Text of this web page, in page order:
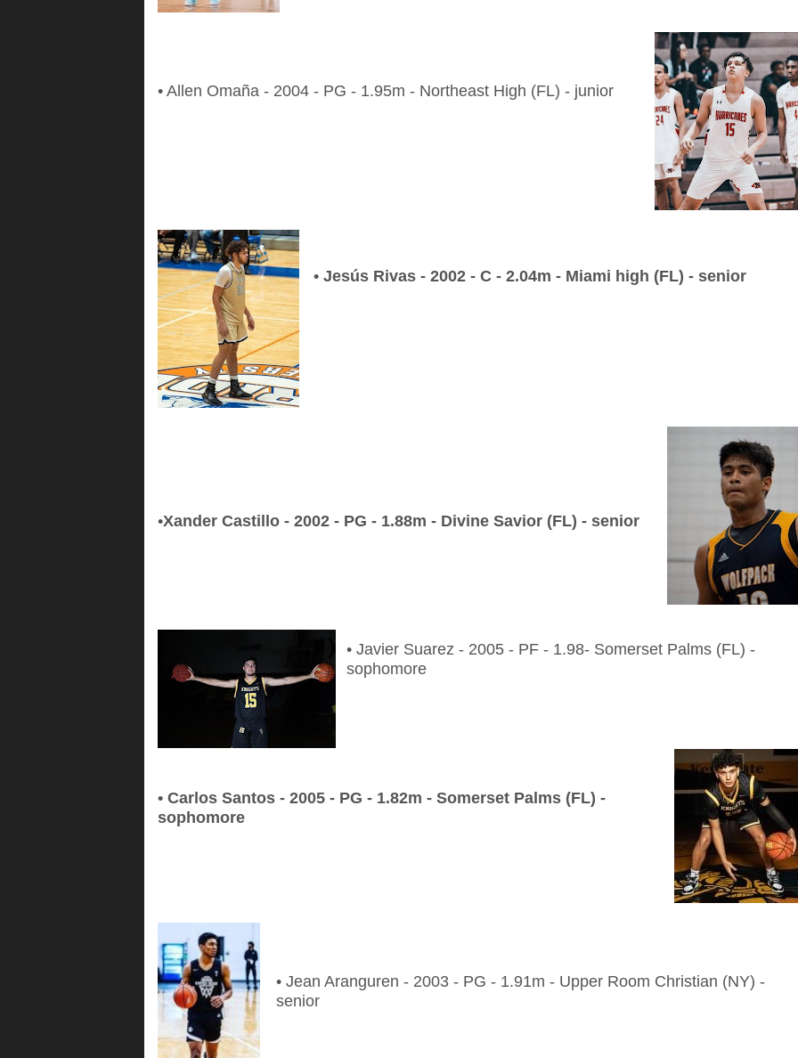
• Allen Omaña - 2004 - PG - 1.95m - Northeast High (FL) - junior
• Jesús Rivas - 2002 - C - 2.04m - Miami high (FL) - senior
•Xander Castillo - 2002 - PG - 1.88m - Divine Savior (FL) - senior
• Javier Suarez - 2005 - PF - 1.98- Somerset Palms (FL) -
sophomore
• Carlos Santos - 2005 - PG - 1.82m - Somerset Palms (FL) -
sophomore
• Jean Aranguren - 2003 - PG - 1.91m - Upper Room Christian (NY) -
senior